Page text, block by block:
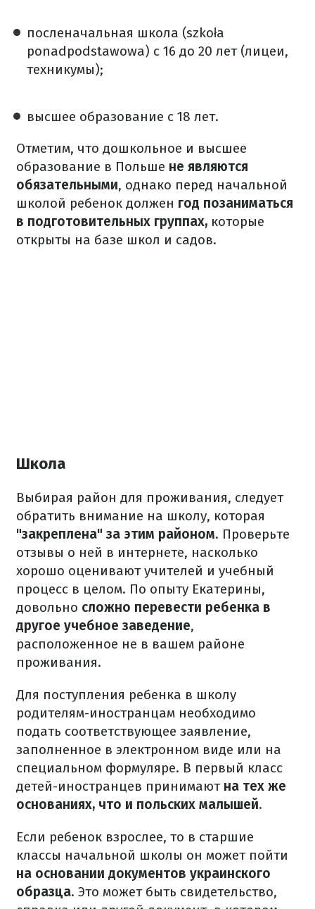
посленачальная школа (szkoła
ponadpodstawowa) с 16 до 20 лет (лицеи,
техникумы);
высшее образование с 18 лет.
Отметим, что дошкольное и высшее
образование в Польше не являются
обязательными, однако перед начальной
школой ребенок должен год позаниматься
в подготовительных группах, которые
открыты на базе школ и садов.
Школа
Выбирая район для проживания, следует
обратить внимание на школу, которая
"закреплена" за этим районом. Проверьте
отзывы о ней в интернете, насколько
хорошо оценивают учителей и учебный
процесс в целом. По опыту Екатерины,
довольно сложно перевести ребенка в
другое учебное заведение,
расположенное не в вашем районе
проживания.
Для поступления ребенка в школу
родителям-иностранцам необходимо
подать соответствующее заявление,
заполненное в электронном виде или на
специальном формуляре. В первый класс
детей-иностранцев принимают на тех же
основаниях, что и польских малышей.
Если ребенок взрослее, то в старшие
классы начальной школы он может пойти
на основании документов украинского
образца. Это может быть свидетельство,